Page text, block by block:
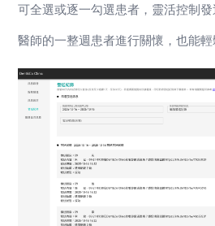
可全選或逐一勾選患者，靈活控制
醫師的一整週患者進行關懷，也能